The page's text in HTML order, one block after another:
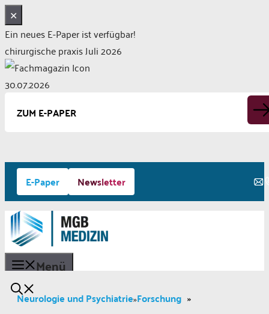
✕
Ein neues E-Paper ist verfügbar!
chirurgische praxis Juli 2026
30.07.2026
ZUM E-PAPER
Zum
Inhalt
springen
E-Paper Newsletter
Menü
Neurologie und Psychiatrie»Forschung »